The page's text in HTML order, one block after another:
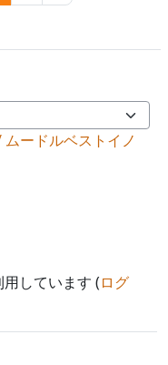
ードルベストイノ
しています (ログ